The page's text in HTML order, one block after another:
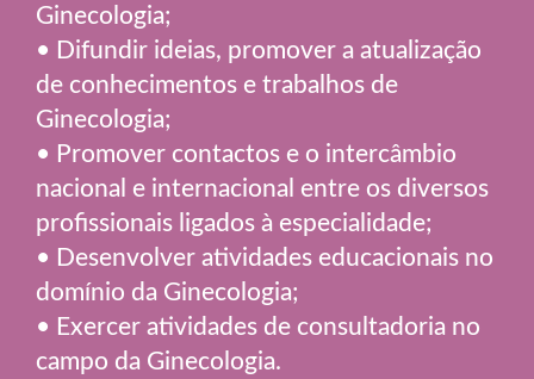
Ginecologia;
• Difundir ideias, promover a atualização
de conhecimentos e trabalhos de
Ginecologia;
• Promover contactos e o intercâmbio
nacional e internacional entre os diversos
profissionais ligados à especialidade;
• Desenvolver atividades educacionais no
domínio da Ginecologia;
• Exercer atividades de consultadoria no
campo da Ginecologia.